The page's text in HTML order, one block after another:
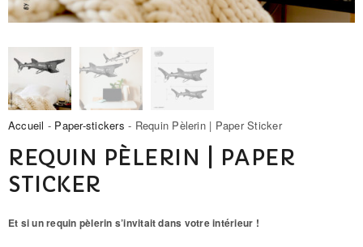
Accueil - Paper-stickers - Requin Pèlerin | Paper Sticker
REQUIN PÈLERIN | PAPER
STICKER
Et si un requin pèlerin s’invitait dans votre intérieur !